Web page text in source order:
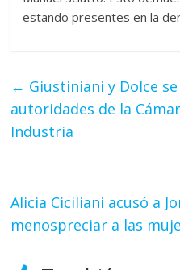
estando presentes en la
← Giustiniani y Dolce
autoridades de la
Industria
Alicia Ciciliani acusó a
menospreciar a las